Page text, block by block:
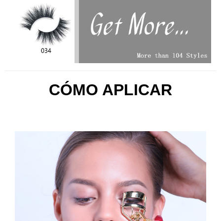
CÓMO APLICAR